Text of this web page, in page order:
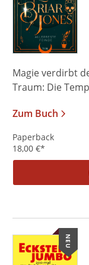
Magie verdirbt
Traum: Die
Zum Buch
Paperback
18,00 €*
NEU